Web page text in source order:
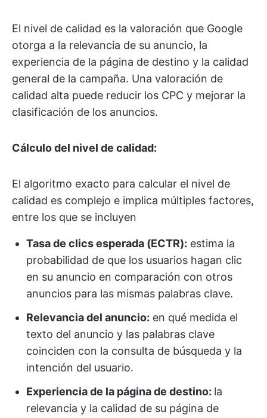
El nivel de calidad es la valoración que Google
otorga a la relevancia de su anuncio, la
experiencia de la página de destino y la calidad
general de la campaña. Una valoración de
calidad alta puede reducir los CPC y mejorar la
clasificación de los anuncios.
Cálculo del nivel de calidad:
El algoritmo exacto para calcular el nivel de
calidad es complejo e implica múltiples factores,
entre los que se incluyen
Tasa de clics esperada (ECTR): estima la
probabilidad de que los usuarios hagan clic
en su anuncio en comparación con otros
anuncios para las mismas palabras clave.
Relevancia del anuncio: en qué medida el
texto del anuncio y las palabras clave
coinciden con la consulta de búsqueda y la
intención del usuario.
Experiencia de la página de destino: la
relevancia y la calidad de su página de